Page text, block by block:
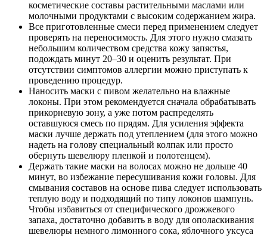
косметические составы растительными маслами или
молочными продуктами с высоким содержанием жира.
Все приготовленные смеси перед применением следует
проверять на переносимость. Для этого нужно смазать
небольшим количеством средства кожу запястья,
подождать минут 20–30 и оценить результат. При
отсутствии симптомов аллергии можно приступать к
проведению процедур.
Наносить маски с пивом желательно на влажные
локоны. При этом рекомендуется сначала обрабатывать
прикорневую зону, а уже потом распределять
оставшуюся смесь по прядям. Для усиления эффекта
маски лучше держать под утеплением (для этого можно
надеть на голову специальный колпак или просто
обернуть шевелюру пленкой и полотенцем).
Держать такие маски на волосах можно не дольше 40
минут, во избежание пересушивания кожи головы. Для
смывания составов на основе пива следует использовать
теплую воду и подходящий по типу локонов шампунь.
Чтобы избавиться от специфического дрожжевого
запаха, достаточно добавить в воду для ополаскивания
шевелюры немного лимонного сока, яблочного уксуса